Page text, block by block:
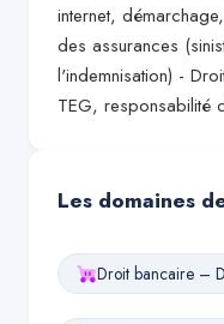
internet,
des assurances
l'indemnisation) -
TEG, responsabilité
Les domaines
Droit bancaire –